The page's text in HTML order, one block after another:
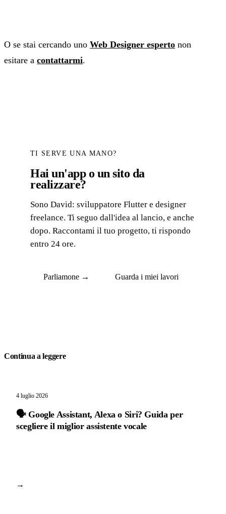
O se stai cercando uno Web Designer esperto non
esitare a contattarmi.
TI SERVE UNA MANO?
Hai un'app o un sito da
realizzare?
Sono David: sviluppatore Flutter e designer
freelance. Ti seguo dall'idea al lancio, e anche
dopo. Raccontami il tuo progetto, ti rispondo
entro 24 ore.
Parliamone → Guarda i miei lavori
Continua a leggere
4 luglio 2026
🗣️ Google Assistant, Alexa o Siri? Guida per
scegliere il miglior assistente vocale
→